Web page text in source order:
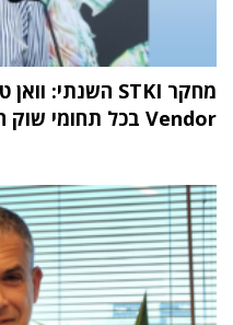
Vendor בכל תחומי שוק ה-IT